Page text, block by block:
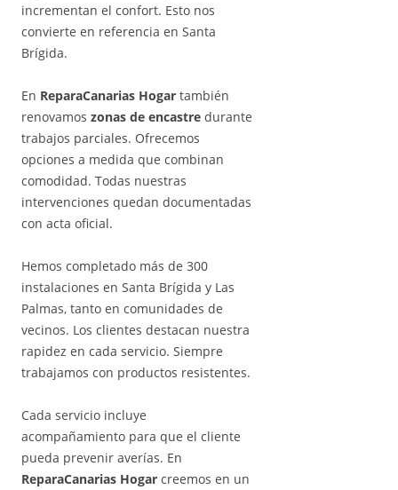
incrementan el confort. Esto nos
convierte en referencia en Santa
Brígida.
En ReparaCanarias Hogar también
renovamos zonas de encastre durante
trabajos parciales. Ofrecemos
opciones a medida que combinan
comodidad. Todas nuestras
intervenciones quedan documentadas
con acta oficial.
Hemos completado más de 300
instalaciones en Santa Brígida y Las
Palmas, tanto en comunidades de
vecinos. Los clientes destacan nuestra
rapidez en cada servicio. Siempre
trabajamos con productos resistentes.
Cada servicio incluye
acompañamiento para que el cliente
pueda prevenir averías. En
ReparaCanarias Hogar creemos en un